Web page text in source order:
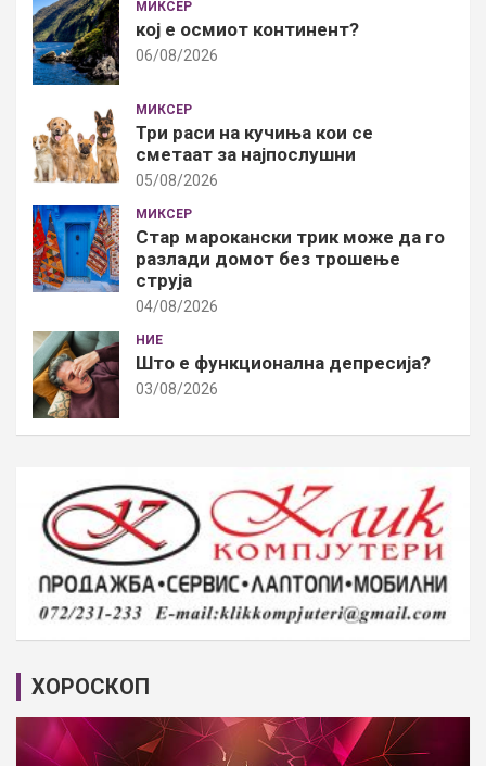
МИКСЕР
кој е осмиот континент?
06/08/2026
МИКСЕР
Три раси на кучиња кои се
сметаат за најпослушни
05/08/2026
МИКСЕР
Стар марокански трик може да го
разлади домот без трошење
струја
04/08/2026
НИЕ
Што е функционална депресија?
03/08/2026
ХОРОСКОП